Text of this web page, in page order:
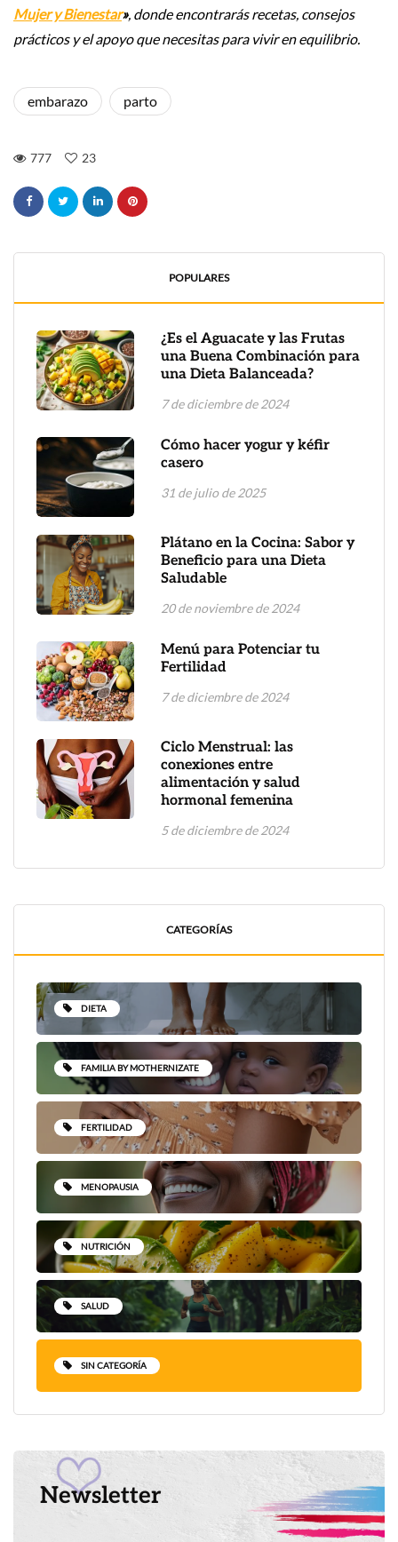
Mujer y Bienestar», donde encontrarás recetas, consejos
prácticos y el apoyo que necesitas para vivir en equilibrio.
embarazo parto
777 23
POPULARES
¿Es el Aguacate y las Frutas
una Buena Combinación para
una Dieta Balanceada?
7 de diciembre de 2024
Cómo hacer yogur y kéfir
casero
31 de julio de 2025
Plátano en la Cocina: Sabor y
Beneficio para una Dieta
Saludable
20 de noviembre de 2024
Menú para Potenciar tu
Fertilidad
7 de diciembre de 2024
Ciclo Menstrual: las
conexiones entre
alimentación y salud
hormonal femenina
5 de diciembre de 2024
CATEGORÍAS
DIETA
FAMILIA BY MOTHERNIZATE
FERTILIDAD
MENOPAUSIA
NUTRICIÓN
SALUD
SIN CATEGORÍA
Newsletter